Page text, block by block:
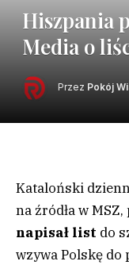
Hiszpania
Media o
Przez Pokój
Kataloński
na źródła w MSZ,
napisał list do
wzywa Polskę do